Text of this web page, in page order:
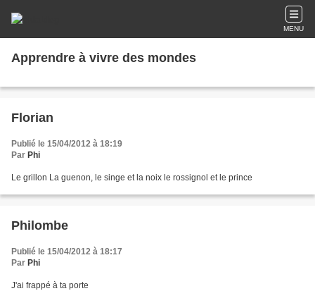
MENU
Apprendre à vivre des mondes
Florian
Publié le 15/04/2012 à 18:19
Par Phi
Le grillon La guenon, le singe et la noix le rossignol et le prince
Philombe
Publié le 15/04/2012 à 18:17
Par Phi
J'ai frappé à ta porte